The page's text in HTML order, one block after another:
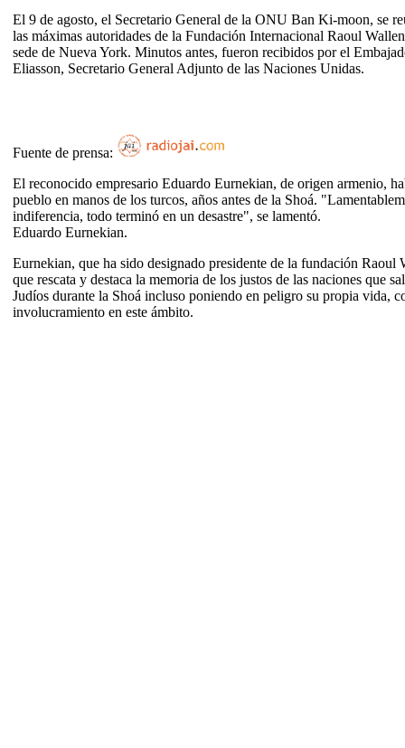
El 9 de agosto, el Secretario General de la ONU Ban Ki-moon, se
las máximas autoridades de la Fundación Internacional Raoul
sede de Nueva York. Minutos antes, fueron recibidos por el
Eliasson, Secretario General Adjunto de las Naciones Unidas.
Fuente de prensa:
El reconocido empresario Eduardo Eurnekian, de origen armenio,
pueblo en manos de los turcos, años antes de la Shoá.
indiferencia, todo terminó en un desastre", se lamentó.
Eduardo Eurnekian.
Eurnekian, que ha sido designado presidente de la fundación Raoul
que rescata y destaca la memoria de los justos de las naciones que
Judíos durante la Shoá incluso poniendo en peligro su propia vida,
involucramiento en este ámbito.